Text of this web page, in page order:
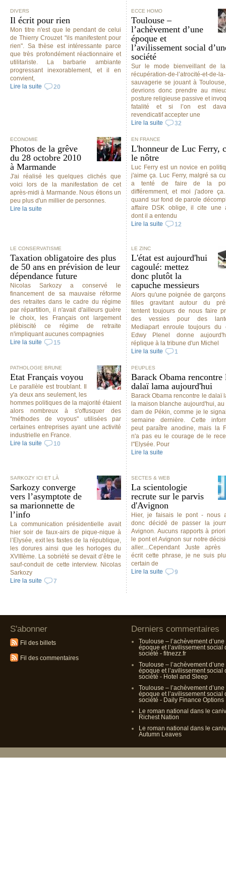
DIVERS
Il écrit pour rien
Mon titre n'est que le pendant de celui
de Thierry Crouzet "ils manifestent pour
rien". Sa thèse est intéressante parce
que très profondément réactionnaire et
utilitariste. La barbarie ambiante
progressant inexorablement, et il en
convient,
Lire la suite
20
ECCE HOMO
Toulouse –
l’achèvement d’une
époque et
l’avilissement social
société
Sur le mode bienveillant de
récupération-de-l’atrocité-et-de-la-
sauvagerie se jouant à
devrions donc prendre au
posture religieuse passive et
fatalité et si l’on est
revendicatif accepter une
Lire la suite
32
ECONOMIE
Photos de la grêve
du 28 octobre 2010
à Marmande
J'ai réalisé les quelques clichés que
voici lors de la manifestation de cet
après-midi à Marmande. Nous étions un
peu plus d'un millier de personnes.
Lire la suite
EN FRANCE
L'honneur de Luc Ferry,
le nôtre
Luc Ferry est un novice en
j'aime ça. Luc Ferry, malgré sa
a tenté de faire de la
différemment, et moi j'adore
quand sur fond de parole
affaire DSK oblige, il cite une
dont il a entendu
Lire la suite
12
LE CONSERVATISME
Taxation obligatoire des plus
de 50 ans en prévision de leur
dépendance future
Nicolas Sarkozy a conservé le
financement de sa mauvaise réforme
des retraites dans le cadre du régime
par répartition, il n'avait d'ailleurs guère
le choix, les Français ont largement
plébiscité ce régime de retraite
n'impliquant aucunes compagnies
Lire la suite
15
LE ZINC
L'état est aujourd'hui
cagoulé: mettez
donc plutôt la
capuche messieurs
Alors qu'une poignée de
filles gravitant autour du
tentent toujours de nous faire
des vessies pour des
Mediapart enroule toujours du
Edwy Plenel donne
réplique à la tribune d'un Michel
Lire la suite
1
PATHOLOGIE BRUNE
Etat Français voyou
Le parallèle est troublant. Il
y'a deux ans seulement, les
hommes politiques de la majorité étaient
alors nombreux à s'offusquer des
"méthodes de voyous" utilisées par
certaines entreprises ayant une activité
industrielle en France.
Lire la suite
10
PEUPLES
Barack Obama rencontre
dalaï lama aujourd'hui
Barack Obama rencontre le dalaï
la maison blanche aujourd'hui, au
dam de Pékin, comme je le
semaine dernière. Cette
peut paraître anodine, mais la
n'a pas eu le courage de le
l"Elysée. Pour
Lire la suite
SARKOZY ICI ET LÀ
Sarkozy converge
vers l’asymptote de
sa marionnette de
l’info
La communication présidentielle avait
hier soir de faux-airs de pique-nique à
l’Elysée, exit les fastes de la république,
les dorures ainsi que les horloges du
XVIIIème. La sobriété se devait d’être le
sauf-conduit de cette interview. Nicolas
Sarkozy
Lire la suite
7
SECTES & WEB
La scientologie
recrute sur le parvis
d'Avignon
Hier, je faisais le pont - nous
donc décidé de passer la
Avignon. Aucuns rapports à
le pont et Avignon sur notre
aller....Cependant Juste après
écrit cette phrase, je ne suis
certain de
Lire la suite
9
S'abonner
Fil des billets
Fil des commentaires
Derniers commentaires
Toulouse – l’achèvement d’une
époque et l’avilissement social
société - fitnezz.fr
Toulouse – l’achèvement d’une
époque et l’avilissement social
société - Hotel and Sleep
Toulouse – l’achèvement d’une
époque et l’avilissement social
société - Daily Finance Options
Le roman national dans le
Richest Nation
Le roman national dans le
Autumn Leaves